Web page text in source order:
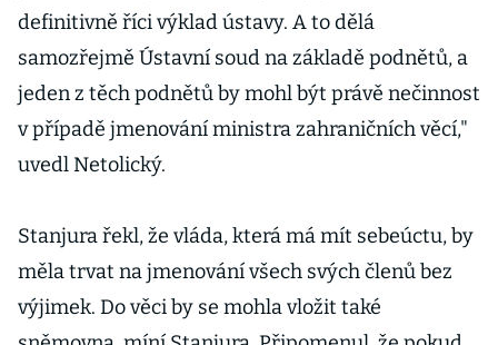
definitivně říci výklad ústavy. A to dělá
samozřejmě Ústavní soud na základě podnětů, a
jeden z těch podnětů by mohl být právě nečinnost
v případě jmenování ministra zahraničních věcí,"
uvedl Netolický.
Stanjura řekl, že vláda, která má mít sebeúctu, by
měla trvat na jmenování všech svých členů bez
výjimek. Do věci by se mohla vložit také